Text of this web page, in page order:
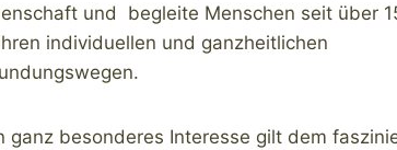
und begleite Menschen seit über
individuellen und ganzheitlichen
ganz besonderes Interesse gilt dem